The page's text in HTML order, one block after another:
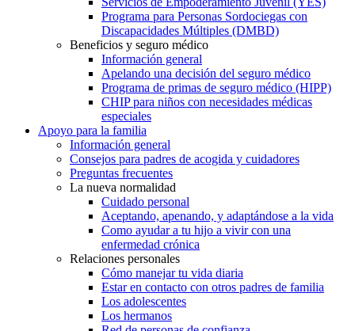
Programa para Personas Sordociegas con
Discapacidades Múltiples (DMBD)
Beneficios y seguro médico
Información general
Apelando una decisión del seguro médico
Programa de primas de seguro médico (HIPP)
CHIP para niños con necesidades médicas
especiales
Apoyo para la familia
Información general
Consejos para padres de acogida y cuidadores
Preguntas frecuentes
La nueva normalidad
Cuidado personal
Aceptando, apenando, y adaptándose a la vida
Como ayudar a tu hijo a vivir con una
enfermedad crónica
Relaciones personales
Cómo manejar tu vida diaria
Estar en contacto con otros padres de familia
Los adolescentes
Los hermanos